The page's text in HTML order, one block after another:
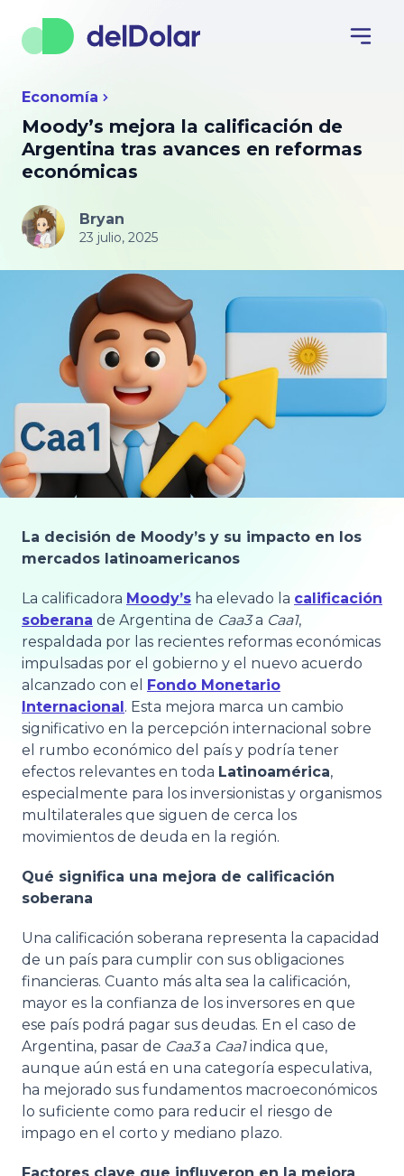
Economía
Moody’s mejora la calificación de
Argentina tras avances en reformas
económicas
Bryan
23 julio, 2025
La decisión de Moody’s y su impacto en los
mercados latinoamericanos
La calificadora Moody’s ha elevado la calificación
soberana de Argentina de Caa3a Caa1,
respaldada por las recientes reformas económicas
impulsadas por el gobierno y el nuevo acuerdo
alcanzado con el Fondo Monetario
Internacional. Esta mejora marca un cambio
significativo en la percepción internacional sobre
el rumbo económico del país y podría tener
efectos relevantes en toda Latinoamérica,
especialmente para los inversionistas y organismos
multilaterales que siguen de cerca los
movimientos de deuda en la región.
Qué significa una mejora de calificación
soberana
Una calificación soberana representa la capacidad
de un país para cumplir con sus obligaciones
financieras. Cuanto más alta sea la calificación,
mayor es la confianza de los inversores en que
ese país podrá pagar sus deudas. En el caso de
Argentina, pasar de Caa3a Caa1indica que,
aunque aún está en una categoría especulativa,
ha mejorado sus fundamentos macroeconómicos
lo suficiente como para reducir el riesgo de
impago en el corto y mediano plazo.